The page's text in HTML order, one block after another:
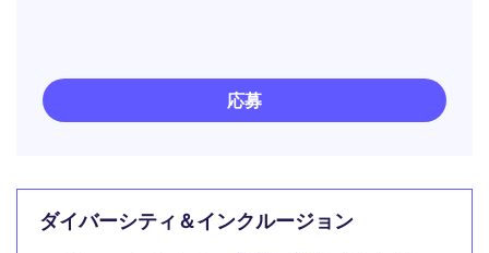
応募
ダイバーシティ＆インクルージョン